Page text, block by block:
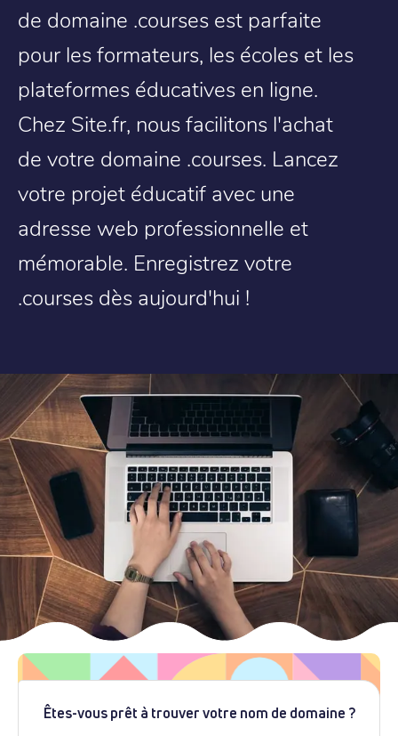
de domaine .courses est parfaite
pour les formateurs, les écoles et les
plateformes éducatives en ligne.
Chez Site.fr, nous facilitons l'achat
de votre domaine .courses. Lancez
votre projet éducatif avec une
adresse web professionnelle et
mémorable. Enregistrez votre
.courses dès aujourd'hui !
Êtes-vous prêt à trouver votre nom de domaine ?